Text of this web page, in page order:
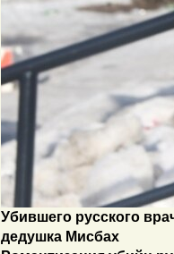
Убившего русского
дедушка Мисбах